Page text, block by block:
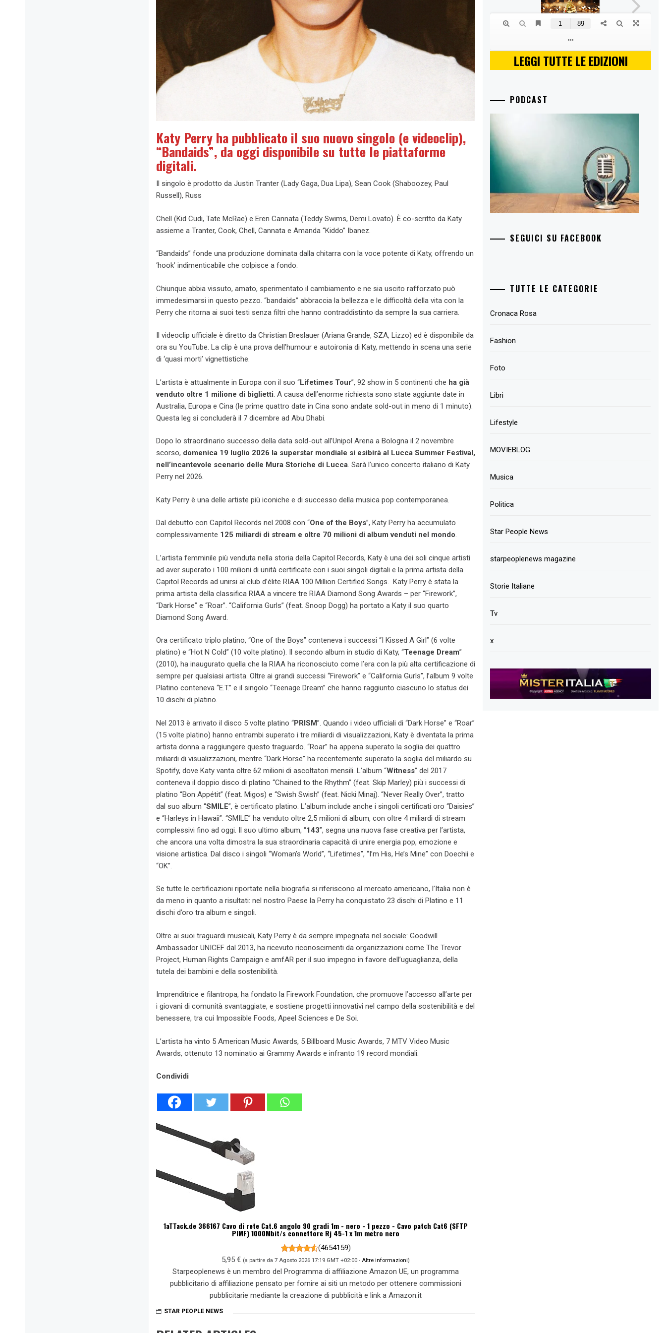
Katy Perry ha pubblicato il suo nuovo singolo (e videoclip),
“Bandaids”, da oggi disponibile su tutte le piattaforme
digitali.
Il singolo è prodotto da Justin Tranter (Lady Gaga, Dua Lipa), Sean Cook (Shaboozey, Paul
Russell), Russ
Chell (Kid Cudi, Tate McRae) e Eren Cannata (Teddy Swims, Demi Lovato). È co-scritto da Katy
assieme a Tranter, Cook, Chell, Cannata e Amanda “Kiddo” Ibanez.
“Bandaids” fonde una produzione dominata dalla chitarra con la voce potente di Katy, offrendo un
‘hook’ indimenticabile che colpisce a fondo.
Chiunque abbia vissuto, amato, sperimentato il cambiamento e ne sia uscito rafforzato può
immedesimarsi in questo pezzo. “bandaids” abbraccia la bellezza e le difficoltà della vita con la
Perry che ritorna ai suoi testi senza filtri che hanno contraddistinto da sempre la sua carriera.
Il videoclip ufficiale è diretto da Christian Breslauer (Ariana Grande, SZA, Lizzo) ed è disponibile da
ora su YouTube. La clip è una prova dell’humour e autoironia di Katy, mettendo in scena una serie
di ‘quasi morti’ vignettistiche.
L’artista è attualmente in Europa con il suo “Lifetimes Tour”, 92 show in 5 continenti che ha già
venduto oltre 1 milione di biglietti . A causa dell’enorme richiesta sono state aggiunte date in
Australia, Europa e Cina (le prime quattro date in Cina sono andate sold-out in meno di 1 minuto).
Questa leg si concluderà il 7 dicembre ad Abu Dhabi.
Dopo lo straordinario successo della data sold-out all’Unipol Arena a Bologna il 2 novembre
scorso, domenica 19 luglio 2026 la superstar mondiale si esibirà al Lucca Summer Festival,
nell’incantevole scenario delle Mura Storiche di Lucca. Sarà l’unico concerto italiano di Katy
Perry nel 2026.
Katy Perry è una delle artiste più iconiche e di successo della musica pop contemporanea.
Dal debutto con Capitol Records nel 2008 con “One of the Boys”, Katy Perry ha accumulato
complessivamente 125 miliardi di stream e oltre 70 milioni di album venduti nel mondo.
L’artista femminile più venduta nella storia della Capitol Records, Katy è una dei soli cinque artisti
ad aver superato i 100 milioni di unità certificate con i suoi singoli digitali e la prima artista della
Capitol Records ad unirsi al club d’élite RIAA 100 Million Certified Songs. Katy Perry è stata la
prima artista della classifica RIAA a vincere tre RIAA Diamond Song Awards – per “Firework”,
“Dark Horse” e “Roar”. “California Gurls” (feat. Snoop Dogg) ha portato a Katy il suo quarto
Diamond Song Award.
Ora certificato triplo platino, “One of the Boys” conteneva i successi “I Kissed A Girl” (6 volte
platino) e “Hot N Cold” (10 volte platino). Il secondo album in studio di Katy, “Teenage Dream”
(2010), ha inaugurato quella che la RIAA ha riconosciuto come l’era con la più alta certificazione di
sempre per qualsiasi artista. Oltre ai grandi successi “Firework” e “California Gurls”, l’album 9 volte
Platino conteneva “E.T.” e il singolo “Teenage Dream” che hanno raggiunto ciascuno lo status dei
10 dischi di platino.
Nel 2013 è arrivato il disco 5 volte platino “PRISM”. Quando i video ufficiali di “Dark Horse” e “Roar”
(15 volte platino) hanno entrambi superato i tre miliardi di visualizzazioni, Katy è diventata la prima
artista donna a raggiungere questo traguardo. “Roar” ha appena superato la soglia dei quattro
miliardi di visualizzazioni, mentre “Dark Horse” ha recentemente superato la soglia del miliardo su
Spotify, dove Katy vanta oltre 62 milioni di ascoltatori mensili. L’album “Witness” del 2017
conteneva il doppio disco di platino “Chained to the Rhythm” (feat. Skip Marley) più i successi di
platino “Bon Appétit” (feat. Migos) e “Swish Swish” (feat. Nicki Minaj). “Never Really Over”, tratto
dal suo album “SMILE”, è certificato platino. L’album include anche i singoli certificati oro “Daisies”
e “Harleys in Hawaii”. “SMILE” ha venduto oltre 2,5 milioni di album, con oltre 4 miliardi di stream
complessivi fino ad oggi. Il suo ultimo album, “143”, segna una nuova fase creativa per l’artista,
che ancora una volta dimostra la sua straordinaria capacità di unire energia pop, emozione e
visione artistica. Dal disco i singoli “Woman’s World”, “Lifetimes”, “I’m His, He’s Mine” con Doechii e
“OK”.
Se tutte le certificazioni riportate nella biografia si riferiscono al mercato americano, l’Italia non è
da meno in quanto a risultati: nel nostro Paese la Perry ha conquistato 23 dischi di Platino e 11
dischi d’oro tra album e singoli.
Oltre ai suoi traguardi musicali, Katy Perry è da sempre impegnata nel sociale: Goodwill
Ambassador UNICEF dal 2013, ha ricevuto riconoscimenti da organizzazioni come The Trevor
Project, Human Rights Campaign e amfAR per il suo impegno in favore dell’uguaglianza, della
tutela dei bambini e della sostenibilità.
Imprenditrice e filantropa, ha fondato la Firework Foundation, che promuove l’accesso all’arte per
i giovani di comunità svantaggiate, e sostiene progetti innovativi nel campo della sostenibilità e del
benessere, tra cui Impossible Foods, Apeel Sciences e De Soi.
L’artista ha vinto 5 American Music Awards, 5 Billboard Music Awards, 7 MTV Video Music
Awards, ottenuto 13 nominatio ai Grammy Awards e infranto 19 record mondiali.
Condividi
1aTTack.de 366167 Cavo di rete Cat.6 angolo 90 gradi 1m - nero - 1 pezzo - Cavo patch Cat6 (SFTP
PIMF) 1000Mbit/s connettore Rj 45-1 x 1m metro nero
(4654159)
5,95 € (a partire da 7 Agosto 2026 17:19 GMT +02:00 -Altre informazioni)
Starpeoplenews è un membro del Programma di affiliazione Amazon UE, un programma
pubblicitario di affiliazione pensato per fornire ai siti un metodo per ottenere commissioni
pubblicitarie mediante la creazione di pubblicità e link a Amazon.it
STAR PEOPLE NEWS
LEGGI TUTTE LE EDIZIONI
PODCAST
SEGUICI SU FACEBOOK
TUTTE LE CATEGORIE
Cronaca Rosa
Fashion
Foto
Libri
Lifestyle
MOVIEBLOG
Musica
Politica
Star People News
starpeoplenews magazine
Storie Italiane
Tv
x